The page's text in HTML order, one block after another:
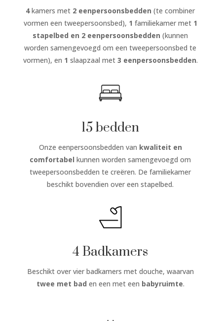
4kamers met 2 eenpersoonsbedden (te combiner
vormen een tweepersoonsbed), 1 familiekamer met 1
stapelbed en 2 eenpersoonsbedden (kunnen
worden samengevoegd om een tweepersoonsbed te
vormen), en 1 slaapzaal met 3 eenpersoonsbedden.
15 bedden
Onze eenpersoonsbedden van kwaliteit en
comfortabel kunnen worden samengevoegd om
tweepersoonsbedden te creëren. De familiekamer
beschikt bovendien over een stapelbed.
4 Badkamers
Beschikt over vier badkamers met douche, waarvan
twee met bad en een met een babyruimte.